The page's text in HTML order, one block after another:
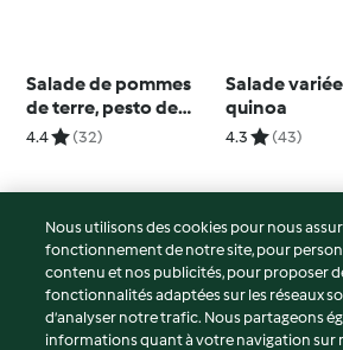
Salade de pommes
de terre, pesto de
cresson
4.4 (32)
Salade
quinoa
4.3 (43)
© Copyright 2026
Conditions d'utilisation
Politique de confidentialité
Nous utilisons des cookies pour nous
fonctionnement de notre site, pour
contenu et nos publicités, pour proposer
fonctionnalités adaptées sur les réseaux
d’analyser notre trafic. Nous partageons
informations quant à votre navigation sur